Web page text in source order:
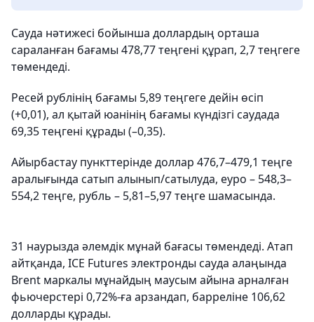
Сауда нәтижесі бойынша доллардың орташа
сараланған бағамы 478,77 теңгені құрап, 2,7 теңгеге
төмендеді.
Ресей рублінің бағамы 5,89 теңгеге дейін өсіп
(+0,01), ал қытай юанінің бағамы күндізгі саудада
69,35 теңгені құрады (–0,35).
Айырбастау пункттерінде доллар 476,7–479,1 теңге
аралығында сатып алынып/сатылуда, еуро – 548,3–
554,2 теңге, рубль – 5,81–5,97 теңге шамасында.
31 наурызда әлемдік мұнай бағасы төмендеді. Атап
айтқанда, ICE Futures электронды сауда алаңында
Brent маркалы мұнайдың маусым айына арналған
фьючерстері 0,72%-ға арзандап, барреліне 106,62
долларды құрады.